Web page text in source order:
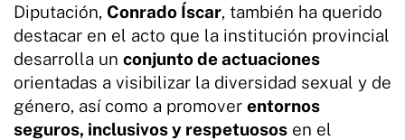
Diputación, Conrado Íscar, también ha querido
destacar en el acto que la institución provincial
desarrolla un conjunto de actuaciones
orientadas a visibilizar la diversidad sexual y de
género, así como a promover entornos
seguros, inclusivos y respetuosos en el